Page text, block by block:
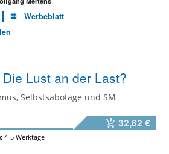
Werbeblatt
Lust an der Last?
Selbstsabotage und SM
32,62 €
4-5 Werktage